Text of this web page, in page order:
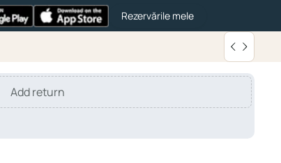
Rezervările mele
Add return